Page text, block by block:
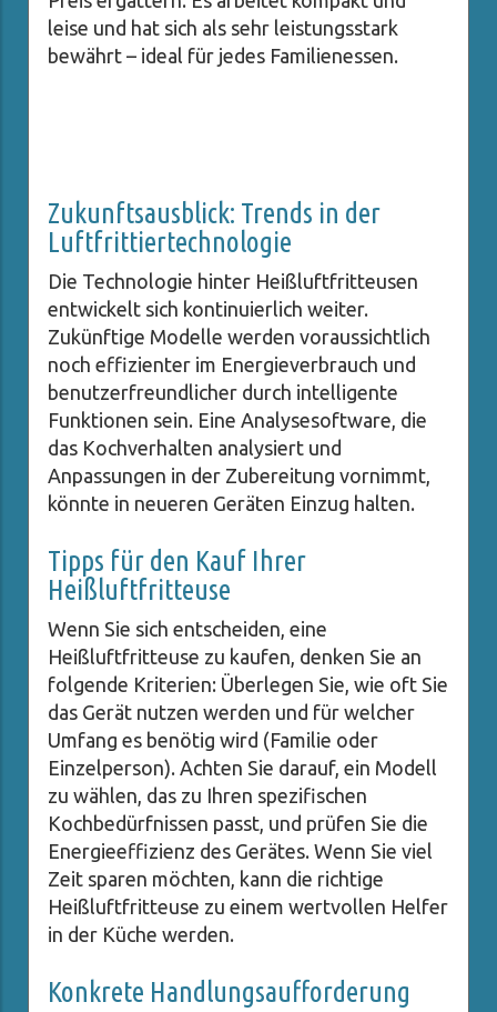
leise und hat sich als sehr leistungsstark
bewährt – ideal für jedes Familienessen.
Zukunftsausblick: Trends in der
Luftfrittiertechnologie
Die Technologie hinter Heißluftfritteusen
entwickelt sich kontinuierlich weiter.
Zukünftige Modelle werden voraussichtlich
noch effizienter im Energieverbrauch und
benutzerfreundlicher durch intelligente
Funktionen sein. Eine Analysesoftware, die
das Kochverhalten analysiert und
Anpassungen in der Zubereitung vornimmt,
könnte in neueren Geräten Einzug halten.
Tipps für den Kauf Ihrer
Heißluftfritteuse
Wenn Sie sich entscheiden, eine
Heißluftfritteuse zu kaufen, denken Sie an
folgende Kriterien: Überlegen Sie, wie oft Sie
das Gerät nutzen werden und für welcher
Umfang es benötig wird (Familie oder
Einzelperson). Achten Sie darauf, ein Modell
zu wählen, das zu Ihren spezifischen
Kochbedürfnissen passt, und prüfen Sie die
Energieeffizienz des Gerätes. Wenn Sie viel
Zeit sparen möchten, kann die richtige
Heißluftfritteuse zu einem wertvollen Helfer
in der Küche werden.
Konkrete Handlungsaufforderung